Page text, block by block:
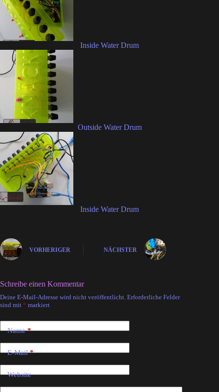
Inside Water Drum
Outside Water Drum
Inside Water Drum
VORHERIGER NÄCHSTER
Schreibe einen Kommentar
Deine E-Mail-Adresse wird nicht veröffentlicht. Erforderliche Felder
sind mit * markiert
Name*
E-Mail*
Website
A
l
r
n
a
v
e